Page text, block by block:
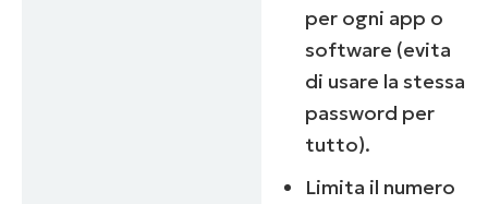
per ogni app o
software (evita
di usare la stessa
password per
tutto).
Limita il numero